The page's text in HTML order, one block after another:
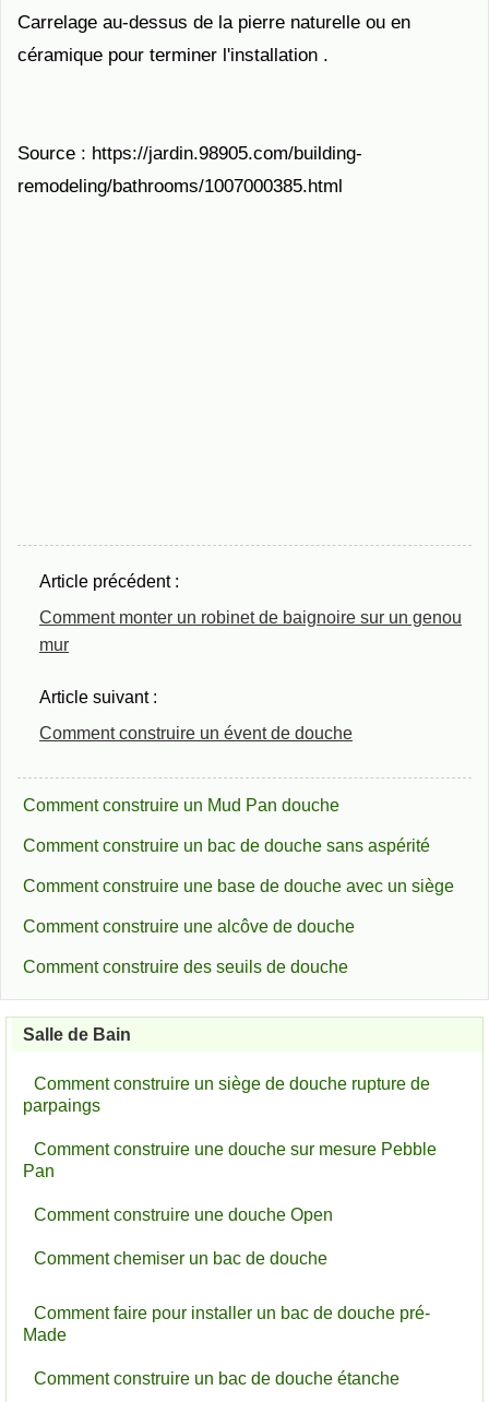
Carrelage au-dessus de la pierre naturelle ou en
céramique pour terminer l'installation .
Source : https://jardin.98905.com/building-
remodeling/bathrooms/1007000385.html
Article précédent :
Comment monter un robinet de baignoire sur un genou
mur
Article suivant :
Comment construire un évent de douche
Comment construire un Mud Pan douche
Comment construire un bac de douche sans aspérité
Comment construire une base de douche avec un siège
Comment construire une alcôve de douche
Comment construire des seuils de douche
Salle de Bain
Comment construire un siège de douche rupture de
parpaings
Comment construire une douche sur mesure Pebble
Pan
Comment construire une douche Open
Comment chemiser un bac de douche
Comment faire pour installer un bac de douche pré-
Made
Comment construire un bac de douche étanche